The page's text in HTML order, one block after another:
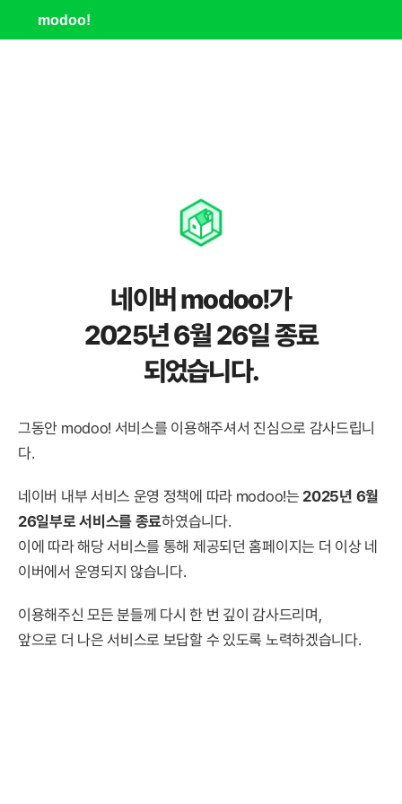
modoo!
네이버 modoo!가
2025년 6월 26일 종료
되었습니다.
그동안 modoo! 서비스를 이용해주셔서 진심으로 감사드립니
다.
네이버 내부 서비스 운영 정책에 따라 modoo!는 2025년 6월
26일부로 서비스를 종료하였습니다.
이에 따라 해당 서비스를 통해 제공되던 홈페이지는 더 이상 네
이버에서 운영되지 않습니다.
이용해주신 모든 분들께 다시 한 번 깊이 감사드리며,
앞으로 더 나은 서비스로 보답할 수 있도록 노력하겠습니다.